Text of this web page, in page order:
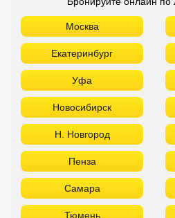
Пенза
Самара
Тюмень
ТОП отелей
Используйте
Турция